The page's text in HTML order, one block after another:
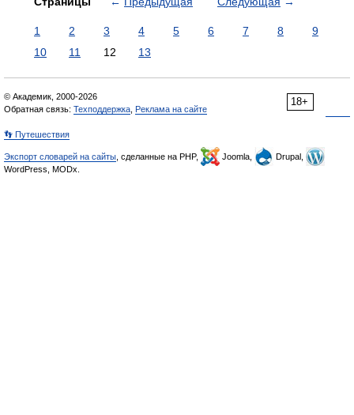
1 2 3 4 5 6 7 8
9
10
11 12 13
18+
© Академик, 2000-2026
Обратная связь: Техподдержка Реклама на сайте
👣 Путешествия
Экспорт словарей на сайты , сделанные на PHP, Joomla,
Drupal,
WordPress, MODx.